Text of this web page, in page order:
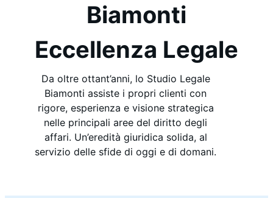
Biamonti
Eccellenza Legale
Da oltre ottant’anni, lo Studio Legale
Biamonti assiste i propri clienti con
rigore, esperienza e visione strategica
nelle principali aree del diritto degli
affari. Un’eredità giuridica solida, al
servizio delle sfide di oggi e di domani.